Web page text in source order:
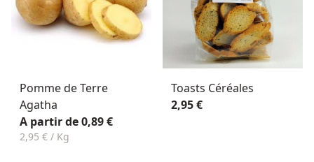
Pomme de Terre
Agatha
A partir de 0,89 €
2,95 € / Kg
Toasts Céréales
2,95 €